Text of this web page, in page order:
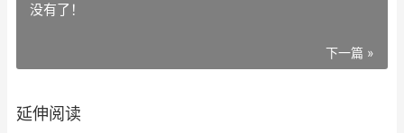
没有了！
下一篇 »
延伸阅读